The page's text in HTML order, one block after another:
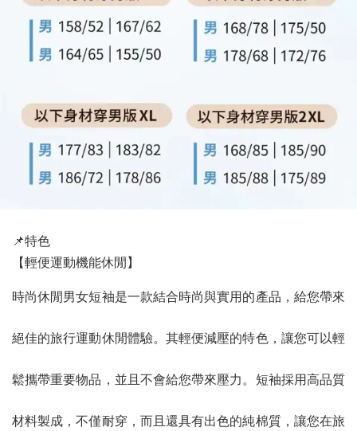
📌特色
【輕便運動機能休閒】
時尚休閒男女短袖是一款結合時尚與實用的產品，給您帶來
絕佳的旅行運動休閒體驗。其輕便減壓的特色，讓您可以輕
鬆攜帶重要物品，並且不會給您帶來壓力。短袖採用高品質
材料製成，不僅耐穿，而且還具有出色的純棉質，讓您在旅